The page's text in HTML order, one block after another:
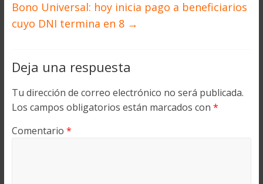
Bono Universal: hoy inicia pago a beneficiarios
cuyo DNI termina en 8 →
Deja una respuesta
Tu dirección de correo electrónico no será publicada.
Los campos obligatorios están marcados con *
Comentario *